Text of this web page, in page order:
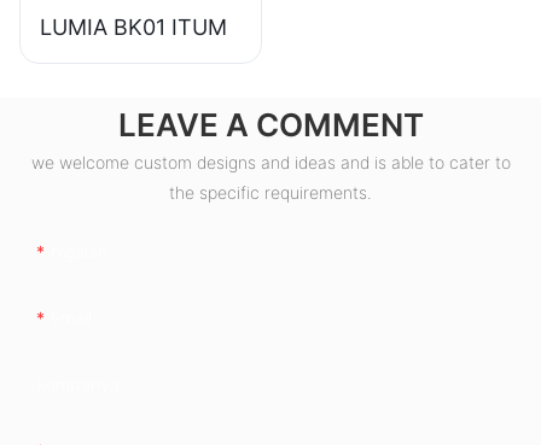
LUMIA BK01 ITUM
LEAVE A COMMENT
we welcome custom designs and ideas and is able to cater to
the specific requirements.